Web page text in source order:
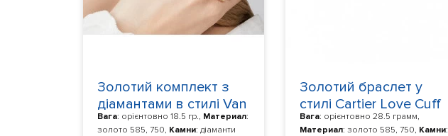
Золотий комплект з
діамантами в стилі Van
Cleef & Arpels 241254
Вага: орієнтовно 18.5 гр., Материал:
золото 585, 750, Камни: діаманти
Золотий браслет у
стилі Cartier Love Cuff
Yellow 086
Вага: орієнтовно 28.5 грамм,
Материал: золото 585, 750, Камни: